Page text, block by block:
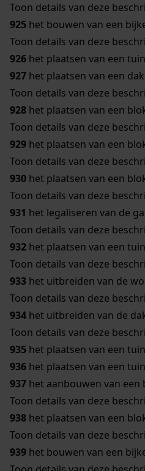
Toon details van deze
925 het bouwen van een
Toon details van deze
926 het plaatsen van een
927 het plaatsen van een
Toon details van deze
928 het plaatsen van een
Toon details van deze
929 het plaatsen van een
Toon details van deze
930 het plaatsen van een
Toon details van deze
931 het legaliseren van de
Toon details van deze
932 het plaatsen van een
Toon details van deze
933 het uitbreiden van de
Toon details van deze
934 het uitbreiden van de
Toon details van deze
935 het plaatsen van een
936 het plaatsen van een
937 het aanbouwen van een
Toon details van deze
938 het plaatsen van een
Toon details van deze
939 het bouwen van een